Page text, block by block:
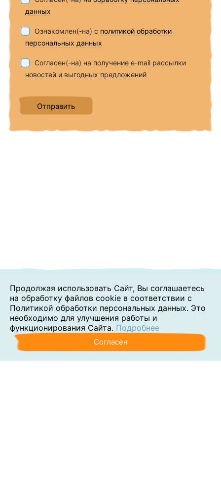
данных
Ознакомлен(-на) с политикой обработки
персональных данных
Согласен(-на) на получение e-mail рассылки
новостей и выгодных предложений
Продолжая использовать Сайт, Вы соглашаетесь
на обработку файлов cookie в соответствии с
Политикой обработки персональных данных. Это
необходимо для улучшения работы и
функционирования Сайта. Подробнее
Согласен